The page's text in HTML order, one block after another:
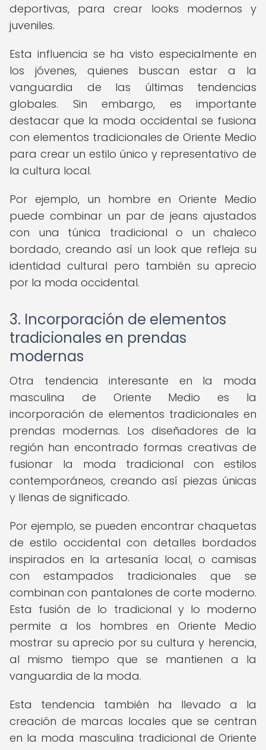
deportivas, para crear looks modernos y
juveniles.
Esta influencia se ha visto especialmente en
los jóvenes, quienes buscan estar a la
vanguardia de las últimas tendencias
globales. Sin embargo, es importante
destacar que la moda occidental se fusiona
con elementos tradicionales de Oriente Medio
para crear un estilo único y representativo de
la cultura local.
Por ejemplo, un hombre en Oriente Medio
puede combinar un par de jeans ajustados
con una túnica tradicional o un chaleco
bordado, creando así un look que refleja su
identidad cultural pero también su aprecio
por la moda occidental.
3. Incorporación de elementos
tradicionales en prendas
modernas
Otra tendencia interesante en la moda
masculina de Oriente Medio es la
incorporación de elementos tradicionales en
prendas modernas. Los diseñadores de la
región han encontrado formas creativas de
fusionar la moda tradicional con estilos
contemporáneos, creando así piezas únicas
y llenas de significado.
Por ejemplo, se pueden encontrar chaquetas
de estilo occidental con detalles bordados
inspirados en la artesanía local, o camisas
con estampados tradicionales que se
combinan con pantalones de corte moderno.
Esta fusión de lo tradicional y lo moderno
permite a los hombres en Oriente Medio
mostrar su aprecio por su cultura y herencia,
al mismo tiempo que se mantienen a la
vanguardia de la moda.
Esta tendencia también ha llevado a la
creación de marcas locales que se centran
en la moda masculina tradicional de Oriente